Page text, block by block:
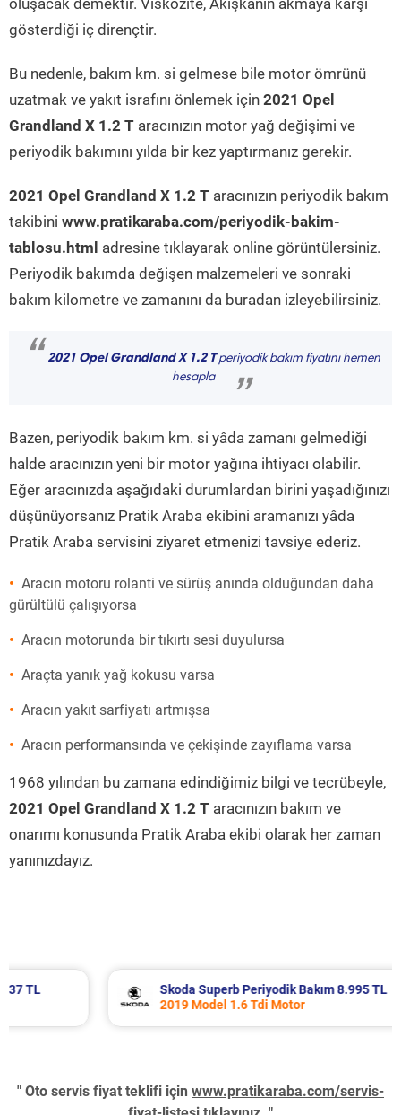
oluşacak demektir. Viskozite, Akışkanın akmaya karşı
gösterdiği iç dirençtir.
Bu nedenle, bakım km. si gelmese bile motor ömrünü
uzatmak ve yakıt israfını önlemek için 2021 Opel
Grandland X 1.2 T aracınızın motor yağ değişimi ve
periyodik bakımını yılda bir kez yaptırmanız gerekir.
2021 Opel Grandland X 1.2 T aracınızın periyodik bakım
takibini www.pratikaraba.com/periyodik-bakim-
tablosu.html adresine tıklayarak online görüntülersiniz.
Periyodik bakımda değişen malzemeleri ve sonraki
bakım kilometre ve zamanını da buradan izleyebilirsiniz.
“ 2021 Opel Grandland X 1.2 Tperiyodik bakım fiyatını hemen
hesapla
”
Bazen, periyodik bakım km. si yâda zamanı gelmediği
halde aracınızın yeni bir motor yağına ihtiyacı olabilir.
Eğer aracınızda aşağıdaki durumlardan birini yaşadığınızı
düşünüyorsanız Pratik Araba ekibini aramanızı yâda
Pratik Araba servisini ziyaret etmenizi tavsiye ederiz.
Aracın motoru rolanti ve sürüş anında olduğundan daha
gürültülü çalışıyorsa
Aracın motorunda bir tıkırtı sesi duyulursa
Araçta yanık yağ kokusu varsa
Aracın yakıt sarfiyatı artmışsa
Aracın performansında ve çekişinde zayıflama varsa
1968 yılından bu zamana edindiğimiz bilgi ve tecrübeyle,
2021 Opel Grandland X 1.2 T aracınızın bakım ve
onarımı konusunda Pratik Araba ekibi olarak her zaman
yanınızdayız.
Skoda Superb Periyodik Bakım 8.995 TL
2019 Model 1.6 Tdi Motor
" Oto servis fiyat teklifi için www.pratikaraba.com/servis-